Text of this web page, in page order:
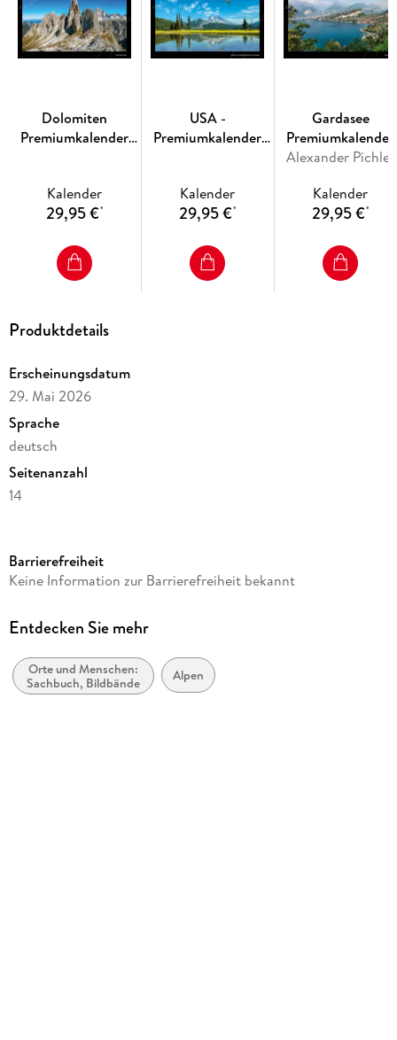
Dolomiten
Premiumkalender
Kalender
29,95 €*
USA -
Premiumkalender
Kalender
29,95 €*
Gardasee
Premiumkalender
2027
Alexander Pichler
Kalender
29,95 €*
Produktdetails
Erscheinungsdatum
29. Mai 2026
Sprache
deutsch
Seitenanzahl
14
Kamera/Fotos von
Verlag/Hersteller
Produktart
Kalender
Barrierefreiheit
Keine Information zur Barrierefreiheit bekannt
Entdecken Sie mehr
Orte und Menschen:
Sachbuch, Bildbände
Alpen